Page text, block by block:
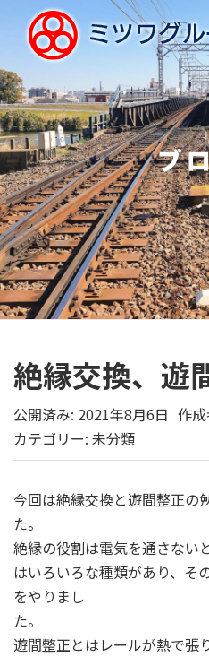
ブ
絶縁交換、遊
公開済み: 2021年8月6日 作
カテゴリー: 未分類
今回は絶縁交換と遊間整正の
絶縁の役割は電気を通さない
はいろいろな種類があり、そ
をやりまし
遊間整正とはレールが熱で張